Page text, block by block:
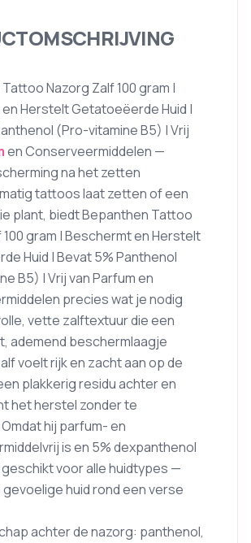
Nazorg Zalf 100 gram |
Herstelt Getatoeëerde Huid |
(Pro-vitamine B5) | Vrij
en Conserveermiddelen —
na het zetten
tattoos laat zetten of een
plant, biedt Bepanthen Tattoo
100 gram | Beschermt en Herstelt
Huid | Bevat 5% Panthenol
B5) | Vrij van Parfum en
precies wat je nodig
vette zalftextuur die een
ademend beschermlaagje
voelt rijk en zacht aan op de
plakkerig residu achter en
het herstel zonder te
hij parfum- en
is en 5% dexpanthenol
geschikt voor alle huidtypes —
huid rond een verse
achter de nazorg: panthenol,